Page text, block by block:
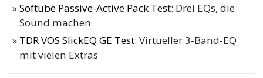
Softube Passive-Active Pack Test: Drei EQs, die
Sound machen
TDR VOS SlickEQ GE Test: Virtueller 3-Band-EQ
mit vielen Extras